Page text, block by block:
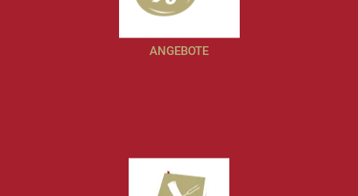
ANGEBOTE